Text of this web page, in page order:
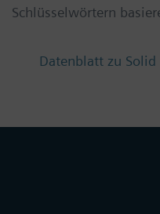
Schlüsselwörtern
Datenblatt zu Solid